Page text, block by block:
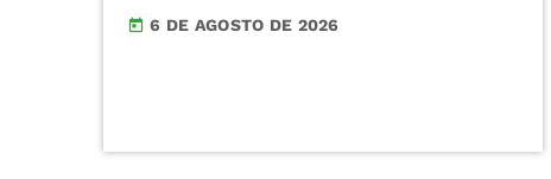
today 6 DE AGOSTO DE 2026